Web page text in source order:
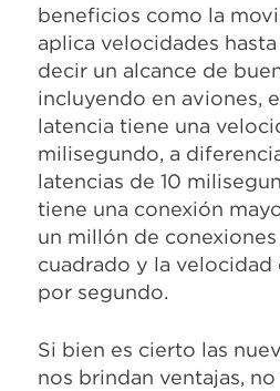
beneficios como la
aplica velocidades
decir un alcance de
incluyendo en aviones,
latencia tiene una
milisegundo, a
latencias de 10
tiene una conexión
un millón de
cuadrado y la velocidad
por segundo.
Si bien es cierto las
nos brindan ventajas,